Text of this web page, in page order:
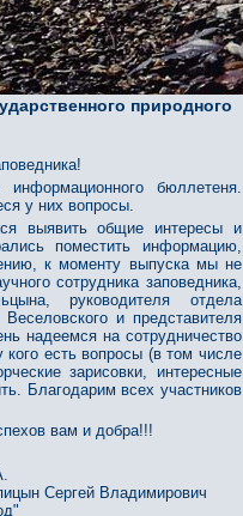
природного
бюллетеня.
у них вопросы.
выявить общие интересы и
поместить информацию,
к моменту выпуска мы не
сотрудника заповедника,
руководителя отдела
и представителя
надеемся на сотрудничество
есть вопросы (в том числе
зарисовки, интересные
Благодарим всех участников
вам и добра!!!
Сергей Владимирович